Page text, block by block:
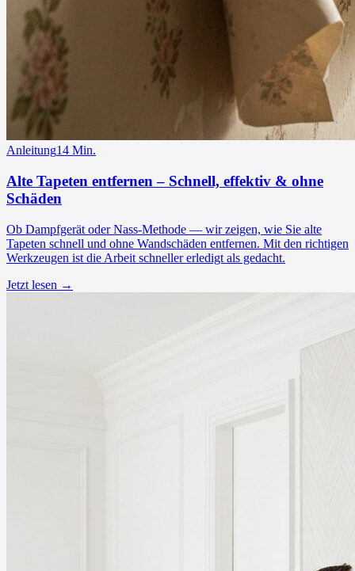
Anleitung14 Min.
Alte Tapeten entfernen – Schnell, effektiv & ohne
Schäden
Ob Dampfgerät oder Nass-Methode — wir zeigen, wie Sie alte
Tapeten schnell und ohne Wandschäden entfernen. Mit den richtigen
Werkzeugen ist die Arbeit schneller erledigt als gedacht.
Jetzt lesen →